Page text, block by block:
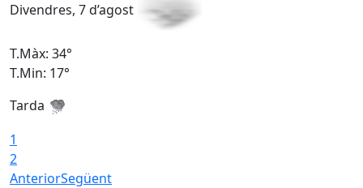
Divendres, 7 d’agost
T.Màx: 34°
T.Min: 17°
Tarda
1
2
AnteriorSegüent